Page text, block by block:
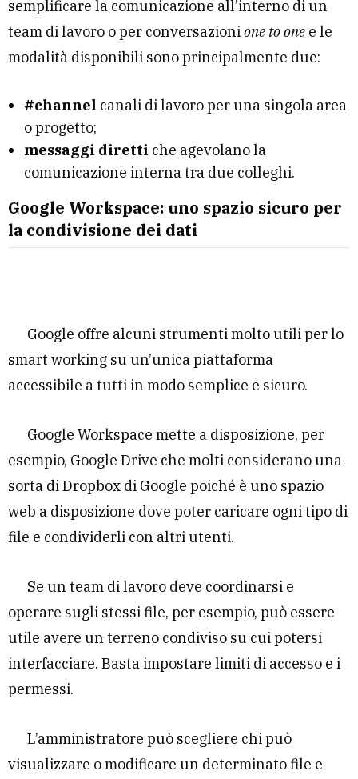
semplificare la comunicazione all’interno di un
team di lavoro o per conversazionione to one e le
modalità disponibili sono principalmente due:
#channel canali di lavoro per una singola area
o progetto;
messaggi diretti che agevolano la
comunicazione interna tra due colleghi.
Google Workspace: uno spazio sicuro per
la condivisione dei dati
Google offre alcuni strumenti molto utili per lo
smart working su un’unica piattaforma
accessibile a tutti in modo semplice e sicuro.
Google Workspace mette a disposizione, per
esempio, Google Drive che molti considerano una
sorta di Dropbox di Google poiché è uno spazio
web a disposizione dove poter caricare ogni tipo di
file e condividerli con altri utenti.
Se un team di lavoro deve coordinarsi e
operare sugli stessi file, per esempio, può essere
utile avere un terreno condiviso su cui potersi
interfacciare. Basta impostare limiti di accesso e i
permessi.
L’amministratore può scegliere chi può
visualizzare o modificare un determinato file e